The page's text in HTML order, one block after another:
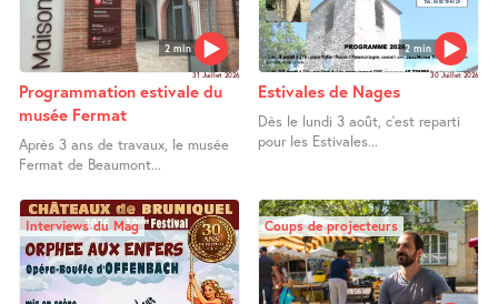
2 min
31 Juillet 2026
Programmation estivale du
musée Fermat
Après 3 ans de travaux, le musée
Fermat de Beaumont...
2 min
30 Juillet 2026
Estivales de Nages
Dès le lundi 3 août, c’est reparti
pour les Estivales...
Interviews du Mag Coups de projecteurs